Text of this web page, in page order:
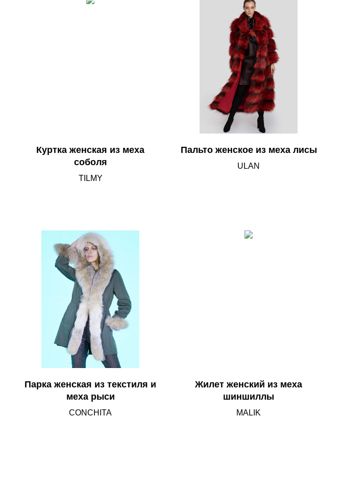
Куртка женская из меха
соболя
TILMY
Пальто женское из меха лисы
ULAN
Парка женская из текстиля и
меха рыси
CONCHITA
Жилет женский из меха
шиншиллы
MALIK